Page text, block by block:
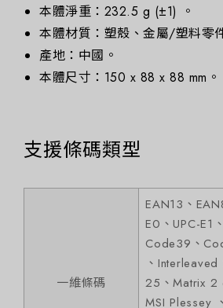
本體淨重：232.5 g (±1) 。
本體材質：塑殼、金屬/塑料零
產地：中國。
本體尺寸：150 x 88 x 88 mm。
支援條碼類型
一維條碼
EAN13、
E0、UPC-E1
Code39、
、
25、Matrix 2
MSI Plessey